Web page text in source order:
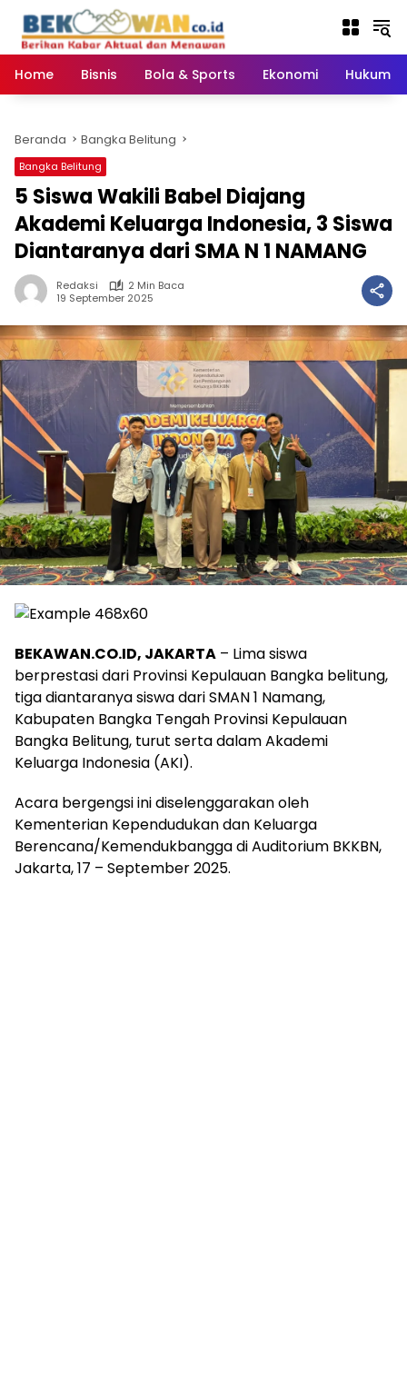
konten
Home
Bisnis Bola & Sports Ekonomi Hukum
Beranda Bangka Belitung
Bangka Belitung
‎5 Siswa Wakili Babel Diajang
Akademi Keluarga Indonesia, 3 Siswa
Diantaranya dari SMA N 1 NAMANG ‎
Redaksi
2 Min Baca
19 September 2025
BEKAWAN.CO.ID, JAKARTA – Lima siswa
berprestasi dari Provinsi Kepulauan Bangka belitung,
tiga diantaranya siswa dari SMAN 1 Namang,
Kabupaten Bangka Tengah Provinsi Kepulauan
Bangka Belitung, turut serta dalam Akademi
Keluarga Indonesia (AKI).
‎Acara bergengsi ini diselenggarakan oleh
Kementerian Kependudukan dan Keluarga
Berencana/Kemendukbangga di Auditorium BKKBN,
Jakarta, 17 – September 2025.